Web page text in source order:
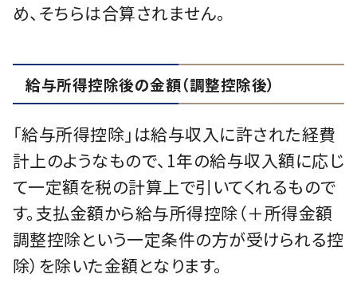
め、そちらは合算されません。
給与所得控除後の金額（調整控除後）
「給与所得控除」は給与収入に許された経費
計上のようなもので、1年の給与収入額に応じ
て一定額を税の計算上で引いてくれるもので
す。支払金額から給与所得控除（＋所得金額
調整控除という一定条件の方が受けられる控
除）を除いた金額となります。